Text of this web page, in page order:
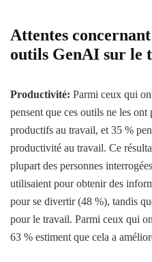
Attentes
outils GenAI sur le
Productivité: Parmi ceux qui
pensent que ces outils ne les
productifs au travail, et 35 %
productivité au travail. Ce
plupart des personnes
utilisaient pour obtenir des
pour se divertir (48 %), tandis
pour le travail. Parmi ceux qui
63 % estiment que cela a